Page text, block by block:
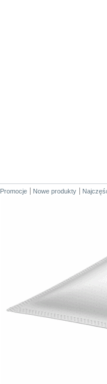
Promocje Nowe produkty